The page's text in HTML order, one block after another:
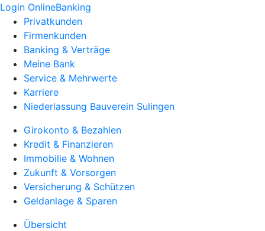
Login OnlineBanking
Privatkunden
Firmenkunden
Banking & Verträge
Meine Bank
Service & Mehrwerte
Karriere
Niederlassung Bauverein Sulingen
Girokonto & Bezahlen
Kredit & Finanzieren
Immobilie & Wohnen
Zukunft & Vorsorgen
Versicherung & Schützen
Geldanlage & Sparen
Übersicht